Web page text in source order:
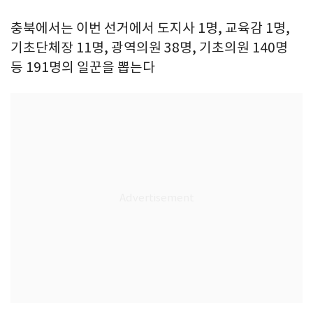
충북에서는 이번 선거에서 도지사 1명, 교육감 1명,
기초단체장 11명, 광역의원 38명, 기초의원 140명
등 191명의 일꾼을 뽑는다